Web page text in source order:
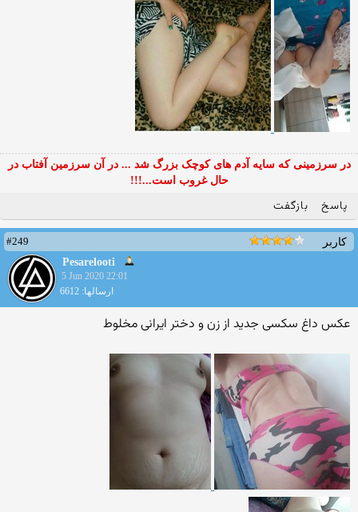
در سرزمینی که سایه آدم های کوچک بزرگ شد ... در آن سرزمین آفتاب در
حال غروب است...!!!
پاسخ بازگفت
کاربر
#249
Pesarelooti
5 Jun 2020 22:01
ارسالها: 6612
عکس داغ سکسی جدید از زن و دختر ایرانی مخلوط